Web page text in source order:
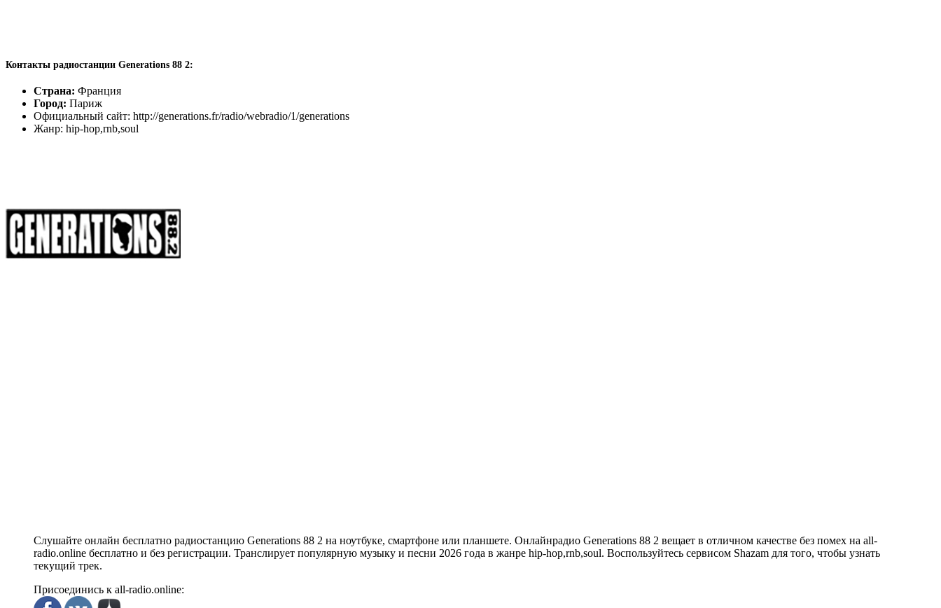
Контакты радиостанции Generations 88 2:
Страна: Франция
Город: Париж
Официальный сайт: http://generations.fr/radio/webradio/1/generations
Жанр: hip-hop,rnb,soul
Слушайте онлайн бесплатно радиостанцию Generations 88 2 на ноутбуке, смартфоне или планшете. Онлайнрадио Generations 88 2 вещает в отличном качестве без помех на all-
radio.online бесплатно и без регистрации. Транслирует популярную музыку и песни 2026 года в жанре hip-hop,rnb,soul. Воспользуйтесь сервисом Shazam для того, чтобы узнать
текущий трек.
Присоединись к all-radio.online: